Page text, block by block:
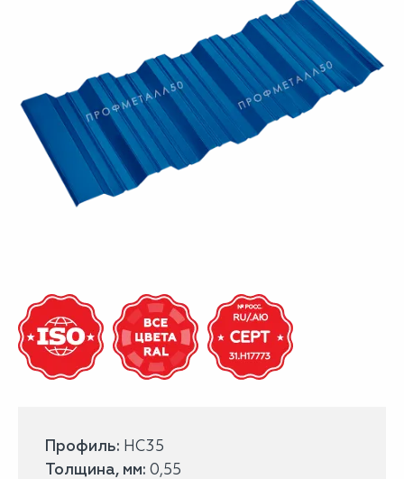
Профиль: НС35
Толщина, мм: 0,55